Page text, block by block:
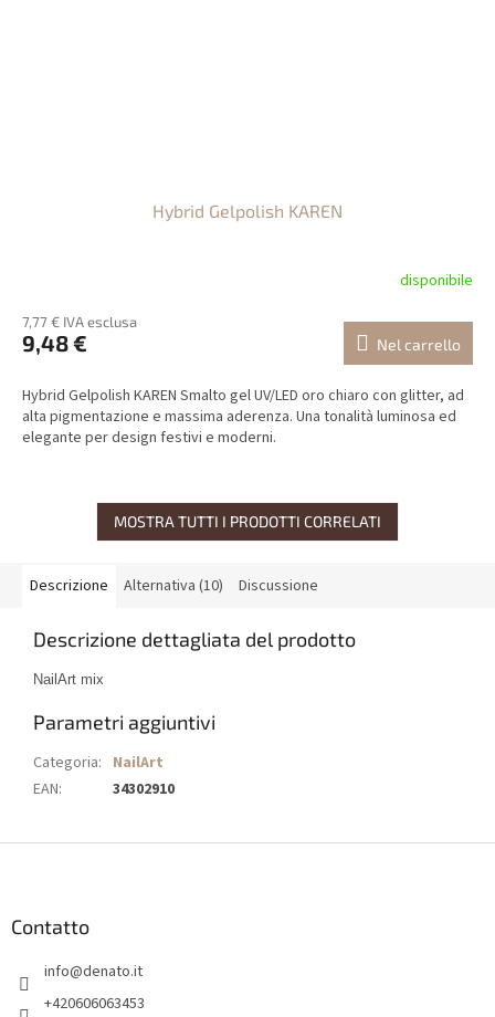
Hybrid Gelpolish KAREN
disponibile
7,77 € IVA esclusa
9,48 € Nel carrello
Hybrid Gelpolish KAREN Smalto gel UV/LED oro chiaro con glitter, ad
alta pigmentazione e massima aderenza. Una tonalità luminosa ed
elegante per design festivi e moderni.
MOSTRA TUTTI I PRODOTTI CORRELATI
Descrizione Alternativa (10) Discussione
Descrizione dettagliata del prodotto
NailArt mix
Parametri aggiuntivi
Categoria: NailArt
EAN: 34302910
Contatto
info@denato.it
+420606063453